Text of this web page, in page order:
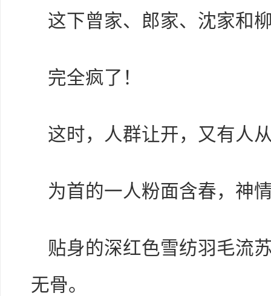
这下曾家、郎家、沈家和
完全疯了！
这时，人群让开，又有人
为首的一人粉面含春，神
贴身的深红色雪纺羽毛流
无骨。